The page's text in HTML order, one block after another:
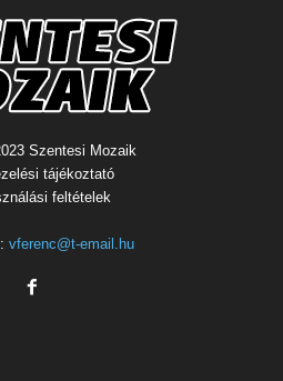
Szentesi Mozaik
tájékoztató
feltételek
vferenc@t-email.hu